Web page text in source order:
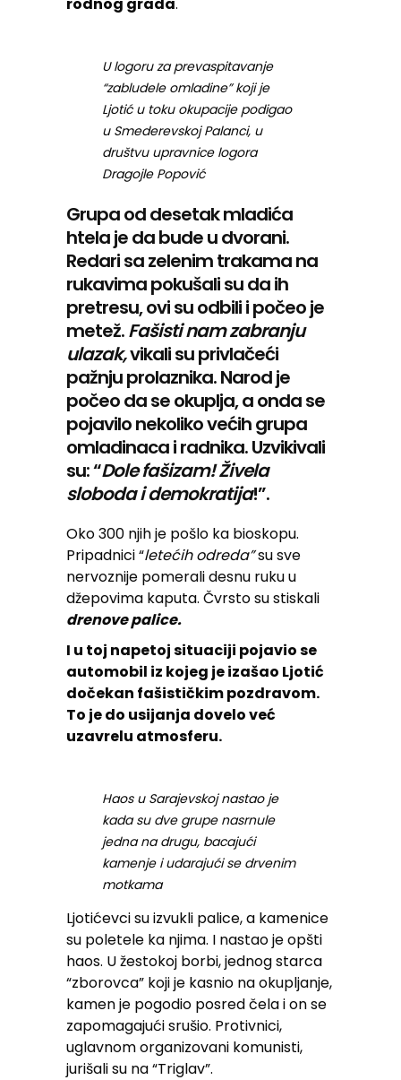
U logoru za prevaspitavanje
“zabludele omladine” koji je
Ljotić u toku okupacije podigao
u Smederevskoj Palanci, u
društvu upravnice logora
Dragojle Popović
Grupa od desetak mladića
htela je da bude u dvorani.
Redari sa zelenim trakama na
rukavima pokušali su da ih
pretresu, ovi su odbili i počeo je
metež.Fašisti nam zabranju
ulazak,vikali su privlačeći
pažnju prolaznika. Narod je
počeo da se okuplja, a onda se
pojavilo nekoliko većih grupa
omladinaca i radnika. Uzvikivali
su: “Dole fašizam! Živela
sloboda i demokratija!”.
Oko 300 njih je pošlo ka bioskopu.
Pripadnici “letećih odreda”su sve
nervoznije pomerali desnu ruku u
džepovima kaputa. Čvrsto su stiskali
drenove palice.
I u toj napetoj situaciji pojavio se
automobil iz kojeg je izašao Ljotić
dočekan fašističkim pozdravom.
To je do usijanja dovelo već
uzavrelu atmosferu.
Haos u Sarajevskoj nastao je
kada su dve grupe nasrnule
jedna na drugu, bacajući
kamenje i udarajući se drvenim
motkama
Ljotićevci su izvukli palice, a kamenice
su poletele ka njima. I nastao je opšti
haos. U žestokoj borbi, jednog starca
“zborovca” koji je kasnio na okupljanje,
kamen je pogodio posred čela i on se
zapomagajući srušio. Protivnici,
uglavnom organizovani komunisti,
jurišali su na “Triglav”.